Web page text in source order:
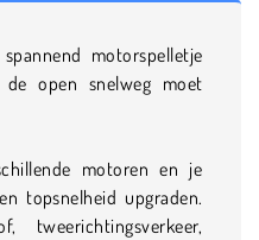
motorspelletje
open snelweg moet
motoren en je
topsnelheid upgraden.